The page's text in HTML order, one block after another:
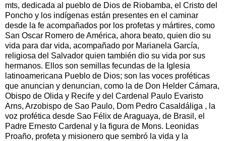
mts, dedicada al pueblo de Dios de Riobamba, el Cristo del
Poncho y los indígenas están presentes en el caminar
desde la fe acompañados por los profetas y mártires, como
San Oscar Romero de América, ahora beato, quien dio su
vida para dar vida, acompañado por Marianela García,
religiosa del Salvador quien también dio su vida por sus
hermanos. Ellos son semillas fecundas de la Iglesia
latinoamericana Pueblo de Dios; son las voces proféticas
que anuncian y denuncian, como la de Don Helder Cámara,
Obispo de Olida y Recife y del Cardenal Paulo Evaristo
Arns, Arzobispo de Sao Paulo, Dom Pedro Casaldáliga , la
voz profética desde Sao Félix de Araguaya, de Brasil, el
Padre Ernesto Cardenal y la figura de Mons. Leonidas
Proaño, profeta y misionero que sembró la vida y la